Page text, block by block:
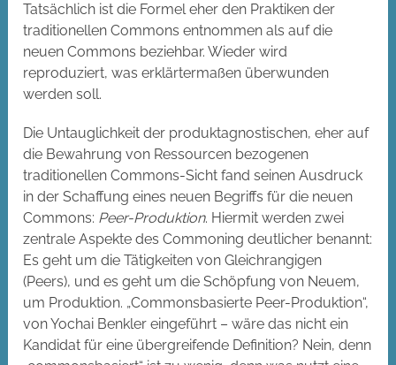
Tatsächlich ist die Formel eher den Praktiken der
traditionellen Commons entnommen als auf die
neuen Commons beziehbar. Wieder wird
reproduziert, was erklärtermaßen überwunden
werden soll.
Die Untauglichkeit der produktagnostischen, eher auf
die Bewahrung von Ressourcen bezogenen
traditionellen Commons-Sicht fand seinen Ausdruck
in der Schaffung eines neuen Begriffs für die neuen
Commons: Peer-Produktion. Hiermit werden zwei
zentrale Aspekte des Commoning deutlicher benannt:
Es geht um die Tätigkeiten von Gleichrangigen
(Peers), und es geht um die Schöpfung von Neuem,
um Produktion. „Commonsbasierte Peer-Produktion“,
von Yochai Benkler eingeführt – wäre das nicht ein
Kandidat für eine übergreifende Definition? Nein, denn